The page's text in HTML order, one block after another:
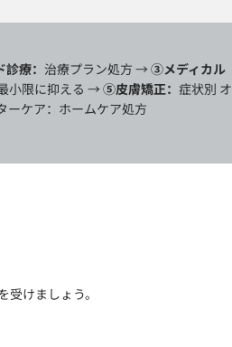
療： 治療プラン処方 →③メディカル
小限に抑える →⑤皮膚矯正： 症状別 オ
ケア：ホームケア処方
けましょう。